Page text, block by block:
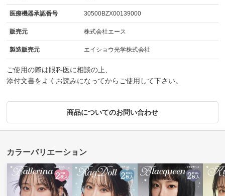
医療機器承認番号 30500BZX00139000
販売元 株式会社エース
製造販売元 エイショウ光学株式会社
ご使用の際は眼科医に相談の上、
添付文書をよくお読みになってからご使用して下さい。
商品についてのお問い合わせ